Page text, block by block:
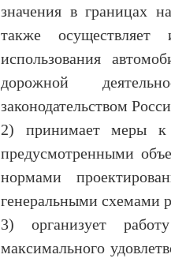
значения в границах
также
использования
дорожной
законодательством
2) принимает меры к
предусмотренными
нормами
генеральными схемами
3) организует
максимального